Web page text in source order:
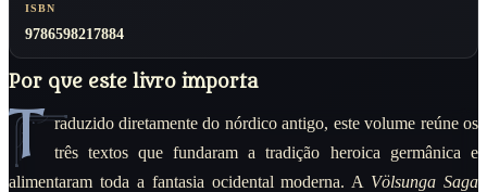
ISBN
9786598217884
Por que este livro importa
T raduzido diretamente do nórdico antigo, este volume reúne os
três textos que fundaram a tradição heroica germânica e
alimentaram toda a fantasia ocidental moderna. A Völsunga Saga